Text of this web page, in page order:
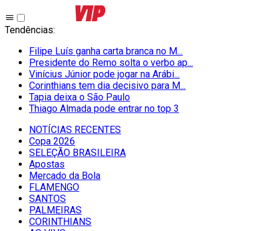
Tendências:
Filipe Luís ganha carta branca no M...
Presidente do Remo solta o verbo ap...
Vinícius Júnior pode jogar na Arábi...
Corinthians tem dia decisivo para M...
Tapia deixa o São Paulo
Thiago Almada pode entrar no top 3
NOTÍCIAS RECENTES
Copa 2026
SELEÇÃO BRASILEIRA
Apostas
Mercado da Bola
FLAMENGO
SANTOS
PALMEIRAS
CORINTHIANS